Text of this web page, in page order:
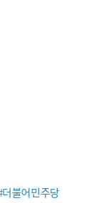
불어민주당